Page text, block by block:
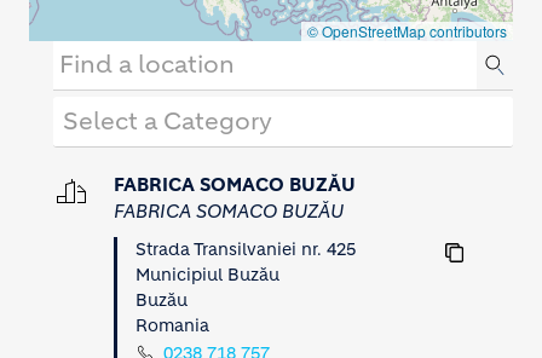
FABRICA SOMACO BUZĂU
FABRICA SOMACO BUZĂU
Strada Transilvaniei nr. 425
Municipiul Buzău
Buzău
Romania
0238 718 757
© OpenStreetMapcontributors